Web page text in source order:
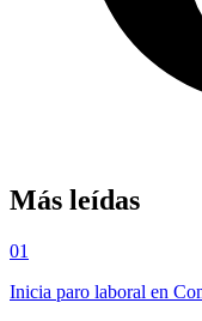
Más leídas
01
Inicia paro laboral en